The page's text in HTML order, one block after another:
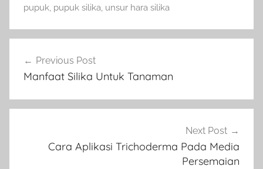
pupuk, pupuk silika, unsur hara silika
pos
Previous Post
Manfaat Silika Untuk Tanaman
Next Post
Cara Aplikasi Trichoderma Pada Media
Persemaian